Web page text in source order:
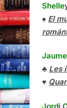
Shelle
♠ El
♣ Les
♥